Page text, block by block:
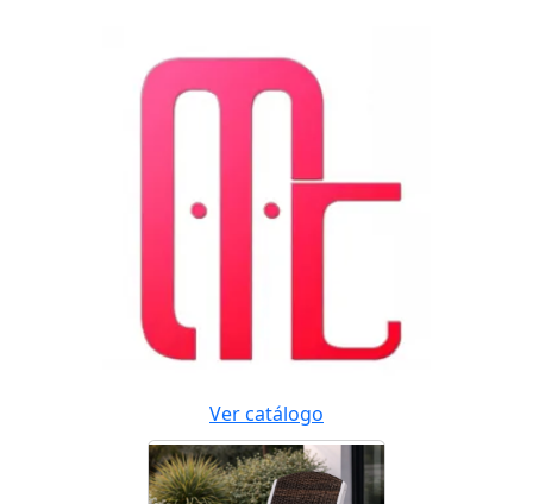
Ver catálogo